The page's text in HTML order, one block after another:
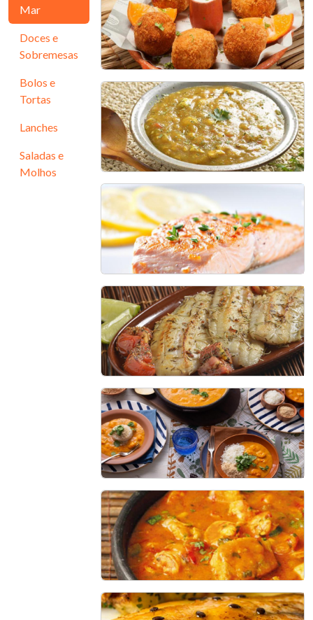
Mar
Doces e
Sobremesas
Bolos e
Tortas
Lanches
Saladas e
Molhos
Bolinho de peixe
30 min - 20 porções
Pirão de peixe
60 min - 6 porções
Salmão assado
60 min - 6 porções
Filé de tilápia na frigideira
25 min - 2 porções
Bobó de camarão
2 Horas -
Peixe ensopado